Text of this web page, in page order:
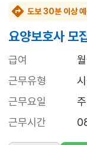
도보 30분 이상
요양보호사 모
급여
근무유형
근무요일
근무시간